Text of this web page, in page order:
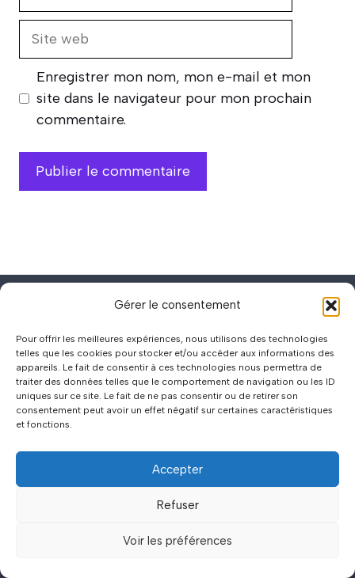
Gérer le consentement
Pour offrir les meilleures expériences, nous utilisons des technologies
telles que les cookies pour stocker et/ou accéder aux informations des
appareils. Le fait de consentir à ces technologies nous permettra de
traiter des données telles que le comportement de navigation ou les ID
uniques sur ce site. Le fait de ne pas consentir ou de retirer son
consentement peut avoir un effet négatif sur certaines caractéristiques
et fonctions.
Accepter
Refuser
Voir les préférences
Enregistrer mon nom, mon e-mail et mon
site dans le navigateur pour mon prochain
commentaire.
Rencontre Amour
Blog
Contact